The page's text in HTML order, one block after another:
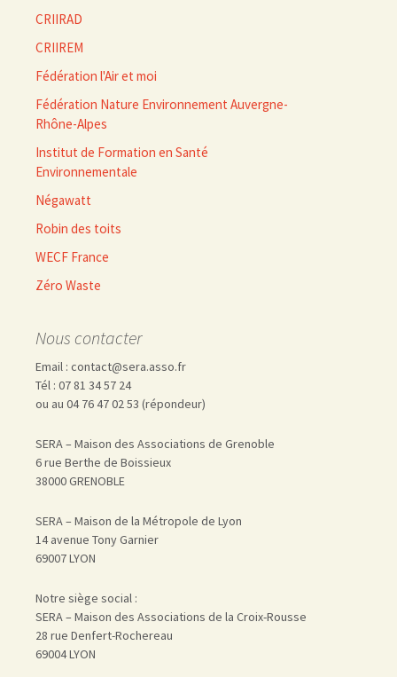
CRIIRAD
CRIIREM
Fédération l'Air et moi
Fédération Nature Environnement Auvergne-
Rhône-Alpes
Institut de Formation en Santé
Environnementale
Négawatt
Robin des toits
WECF France
Zéro Waste
Nous contacter
Email : contact@sera.asso.fr
Tél : 07 81 34 57 24
ou au 04 76 47 02 53 (répondeur)
SERA – Maison des Associations de Grenoble
6 rue Berthe de Boissieux
38000 GRENOBLE
SERA – Maison de la Métropole de Lyon
14 avenue Tony Garnier
69007 LYON
Notre siège social :
SERA – Maison des Associations de la Croix-Rousse
28 rue Denfert-Rochereau
69004 LYON